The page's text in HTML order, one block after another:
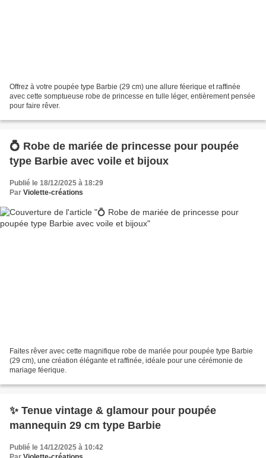
Offrez à votre poupée type Barbie (29 cm) une allure féerique et raffinée
avec cette somptueuse robe de princesse en tulle léger, entièrement pensée
pour faire rêver.
💍 Robe de mariée de princesse pour poupée
type Barbie avec voile et bijoux
Publié le 18/12/2025 à 18:29
Par Violette-créations
Faites rêver avec cette magnifique robe de mariée pour poupée type Barbie
(29 cm), une création élégante et raffinée, idéale pour une cérémonie de
mariage féerique.
✨ Tenue vintage & glamour pour poupée
mannequin 29 cm type Barbie
Publié le 14/12/2025 à 10:42